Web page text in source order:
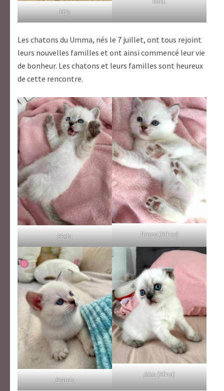
Billy
Les chatons du Umma, nés le 7 juillet, ont tous rejoint
leurs nouvelles familles et ont ainsi commencé leur vie
de bonheur. Les chatons et leurs familles sont heureux
de cette rencontre.
Akela Naxos(Athos)
Aramis
Aiko(Afina)